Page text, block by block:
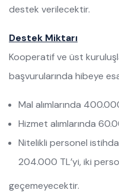
destek verilecektir.
Destek Miktarı
Kooperatif ve üst
başvurularında hibeye
Mal alımlarında
Hizmet alımlarında
Nitelikli personel
204.000 TL’yi, iki
geçemeyecektir.